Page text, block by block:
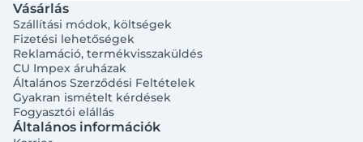
Vásárlás
Szállítási módok, költségek
Fizetési lehetőségek
Reklamáció, termékvisszaküldés
CU Impex áruházak
Általános Szerződési Feltételek
Gyakran ismételt kérdések
Fogyasztói elállás
Általános információk